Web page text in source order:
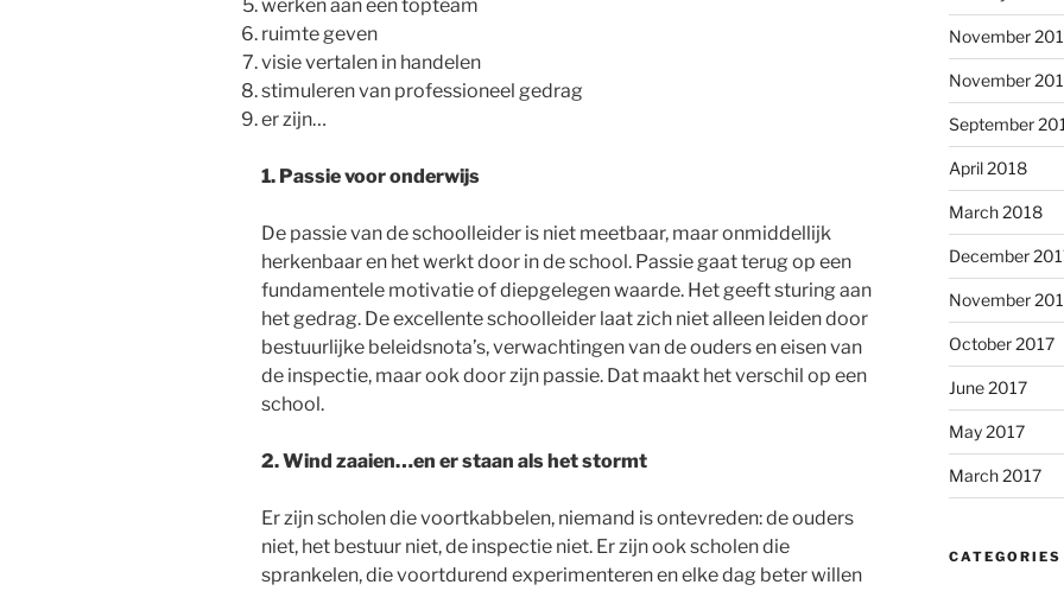
werken aan een topteam
ruimte geven
visie vertalen in handelen
stimuleren van professioneel gedrag
er zijn…
1. Passie voor onderwijs
De passie van de schoolleider is niet meetbaar, maar onmiddellijk
herkenbaar en het werkt door in de school. Passie gaat terug op een
fundamentele motivatie of diepgelegen waarde. Het geeft sturing aan
het gedrag. De excellente schoolleider laat zich niet alleen leiden door
bestuurlijke beleidsnota’s, verwachtingen van de ouders en eisen van
de inspectie, maar ook door zijn passie. Dat maakt het verschil op een
school.
2. Wind zaaien…en er staan als het stormt
Er zijn scholen die voortkabbelen, niemand is ontevreden: de ouders
niet, het bestuur niet, de inspectie niet. Er zijn ook scholen die
sprankelen, die voortdurend experimenteren en elke dag beter willen
November
November
September
April 2018
March 2018
December
November
October 2017
June 2017
May 2017
March 2017
CATEGORIES